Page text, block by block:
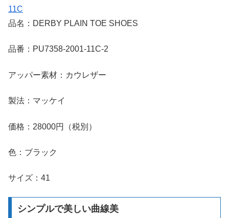
11C
品名：DERBY PLAIN TOE SHOES
品番：PU7358-2001-11C-2
アッパー素材：カウレザー
製法：マッケイ
価格：28000円（税別）
色：ブラック
サイズ：41
シンプルで美しい曲線美